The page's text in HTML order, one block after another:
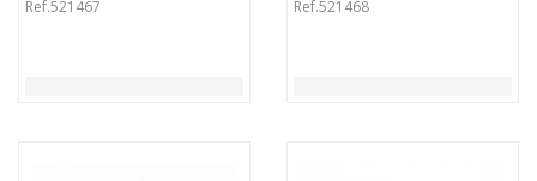
Ref.521467 Ref.521468